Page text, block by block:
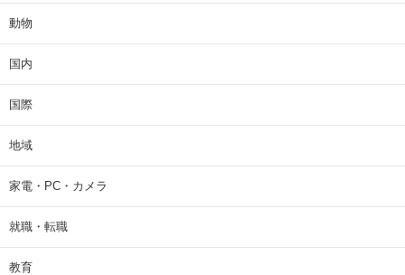
動物
国内
国際
地域
家電・PC・カメラ
就職・転職
教育